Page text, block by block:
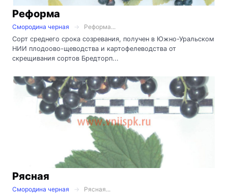
Реформа
Смородина черная
Реформа...
Сорт среднего срока созревания, получен в Южно-Уральском
НИИ плодоово-щеводства и картофелеводства от
скрещивания сортов Бредторп...
Рясная
Смородина черная
Рясная...